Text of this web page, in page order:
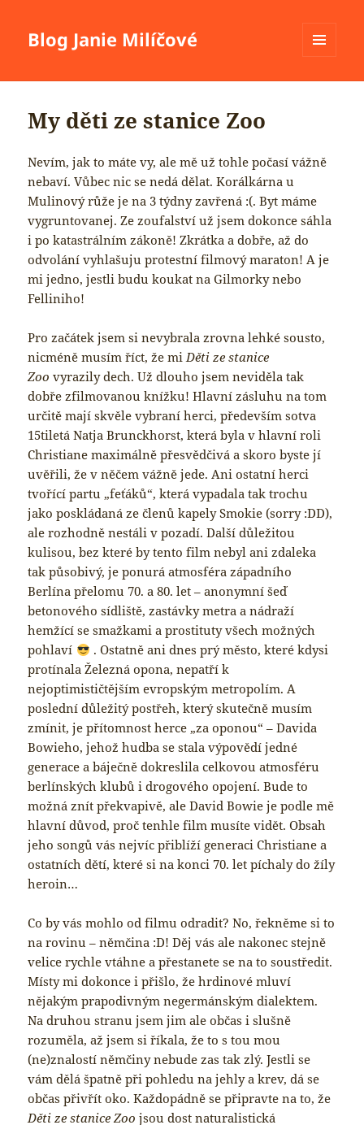
Blog Janie Milíčové
My děti ze stanice Zoo
Nevím, jak to máte vy, ale mě už tohle počasí vážně
nebaví. Vůbec nic se nedá dělat. Korálkárna u
Mulinový růže je na 3 týdny zavřená :(. Byt máme
vygruntovanej. Ze zoufalství už jsem dokonce sáhla
i po katastrálním zákoně! Zkrátka a dobře, až do
odvolání vyhlašuju protestní filmový maraton! A je
mi jedno, jestli budu koukat na Gilmorky nebo
Felliniho!
Pro začátek jsem si nevybrala zrovna lehké sousto,
nicméně musím říct, že miDěti ze stanice
Zoovyrazily dech. Už dlouho jsem neviděla tak
dobře zfilmovanou knížku! Hlavní zásluhu na tom
určitě mají skvěle vybraní herci, především sotva
15tiletá Natja Brunckhorst, která byla v hlavní roli
Christiane maximálně přesvědčivá a skoro byste jí
uvěřili, že v něčem vážně jede. Ani ostatní herci
tvořící partu „feťáků“, která vypadala tak trochu
jako poskládaná ze členů kapely Smokie (sorry :DD),
ale rozhodně nestáli v pozadí. Další důležitou
kulisou, bez které by tento film nebyl ani zdaleka
tak působivý, je ponurá atmosféra západního
Berlína přelomu 70. a 80. let – anonymní šeď
betonového sídliště, zastávky metra a nádraží
hemžící se smažkami a prostituty všech možných
pohlaví
. Ostatně ani dnes prý město, které kdysi
protínala Železná opona, nepatří k
nejoptimističtějším evropským metropolím. A
poslední důležitý postřeh, který skutečně musím
zmínit, je přítomnost herce „za oponou“ – Davida
Bowieho, jehož hudba se stala výpovědí jedné
generace a báječně dokreslila celkovou atmosféru
berlínských klubů i drogového opojení. Bude to
možná znít překvapivě, ale David Bowie je podle mě
hlavní důvod, proč tenhle film musíte vidět. Obsah
jeho songů vás nejvíc přiblíží generaci Christiane a
ostatních dětí, které si na konci 70. let píchaly do žíly
heroin…
Co by vás mohlo od filmu odradit? No, řekněme si to
na rovinu – němčina :D! Děj vás ale nakonec stejně
velice rychle vtáhne a přestanete se na to soustředit.
Místy mi dokonce i přišlo, že hrdinové mluví
nějakým prapodivným negermánským dialektem.
Na druhou stranu jsem jim ale občas i slušně
rozuměla, až jsem si říkala, že to s tou mou
(ne)znalostí němčiny nebude zas tak zlý. Jestli se
vám dělá špatně při pohledu na jehly a krev, dá se
občas přivřít oko. Každopádně se připravte na to, že
Děti ze stanice Zoojsou dost naturalistická